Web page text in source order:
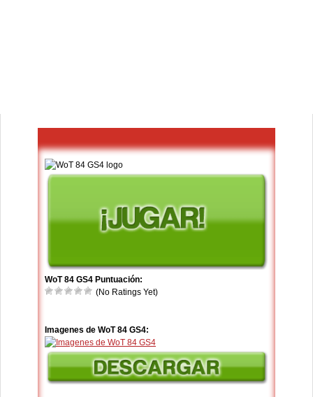
WoT 84 GS4 Puntuación:
(No Ratings Yet)
Imagenes de WoT 84 GS4: